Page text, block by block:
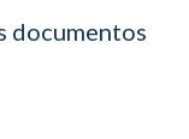
documentos